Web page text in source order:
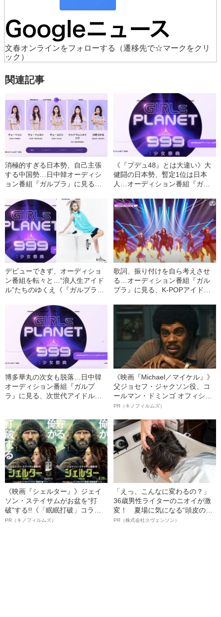
文春オンラインをフォローする
（遷移先で☆マークをクリ
ック）
関連記事
消極的すぎる日本勢、自己主張
する中国勢…日中韓オーディシ
ョン番組『ガルプラ』に見る日
《『プデュ48』とは大違い》大
健闘の日本勢、暫定1位は日本
人…オーディション番組『ガル
の“今”
デビューできず、オーディショ
ン番組を転々と…“浪人生アイド
ル”たちのゆくえ《『ガルプラ』
歌詞、振り付けを自ら考えさせ
る…オーディション番組『ガル
プラ』に見る、K-POPアイドル
博多華丸の次女も脱落…日中韓
オーディション番組『ガルプ
ラ』に見る、次世代アイドル争
《映画『Michael／マイケル』》
父ジョセフ・ジャクソン役、コ
ールマン・ドミンゴ オフィシャ
ルインタビュー“観客を魅了した
語る”《日本興収70億円突破》
PR（キノフィルムズ）
《映画『シェルター』》ジェイ
ソン・ステイサムがお盆を“打
破”する!!《「眠眠打破」コラ
ボ》
PR（キノフィルムズ）
「えっ、こんなに変わるの？」
36歳男性ライターのニオイが激
変！ 夏場に気になる“頭皮のニ
オイ”や“ベタつき”を解消す
PR（株式会社スヴェンソン）